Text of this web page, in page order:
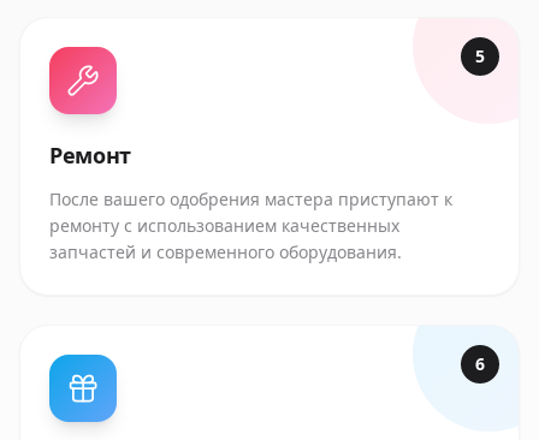
5
Ремонт
После вашего одобрения мастера приступают к
ремонту с использованием качественных
запчастей и современного оборудования.
6